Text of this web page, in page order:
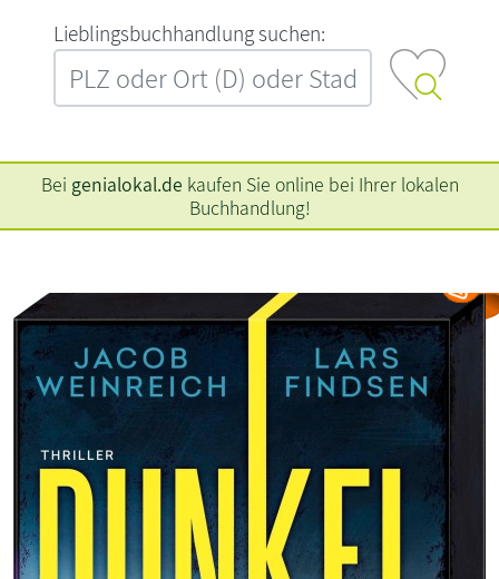
L‍i‍e‍b‍l‍i‍n‍g‍s‍b‍u‍c‍h‍h‍a‍n‍d‍l‍u‍n‍g‍ ‍s‍u‍c‍h‍e‍n‍:‍
Bei genialokal.de kaufen Sie online bei Ihrer lokalen
Buchhandlung!